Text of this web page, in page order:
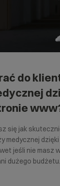
do
się jak
medycznej
jeśli nie masz
dużego budżetu.